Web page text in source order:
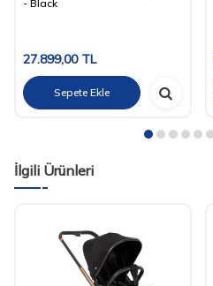
- Black
27.899,00TL
Sepete Ekle
İlgili Ürünleri